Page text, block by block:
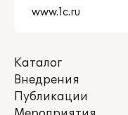
Каталог
Внедрения
Публикации